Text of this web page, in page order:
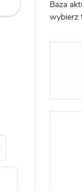
Baza
wybierz